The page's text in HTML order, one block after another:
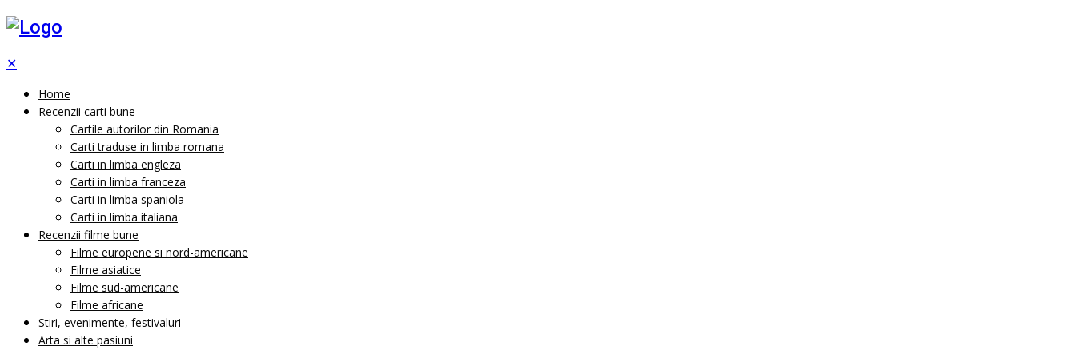
✕
Home
Recenzii carti bune
Cartile autorilor din Romania
Carti traduse in limba romana
Carti in limba engleza
Carti in limba franceza
Carti in limba spaniola
Carti in limba italiana
Recenzii filme bune
Filme europene si nord-americane
Filme asiatice
Filme sud-americane
Filme africane
Stiri, evenimente, festivaluri
Arta si alte pasiuni